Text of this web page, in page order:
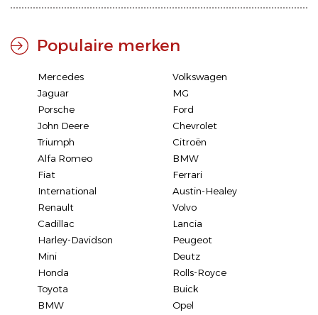
Populaire merken
Mercedes
Volkswagen
Jaguar
MG
Porsche
Ford
John Deere
Chevrolet
Triumph
Citroën
Alfa Romeo
BMW
Fiat
Ferrari
International
Austin-Healey
Renault
Volvo
Cadillac
Lancia
Harley-Davidson
Peugeot
Mini
Deutz
Honda
Rolls-Royce
Toyota
Buick
BMW
Opel